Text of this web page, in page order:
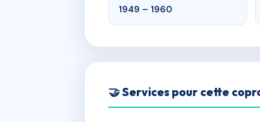
1949 – 1960
🤝 Services pour cette